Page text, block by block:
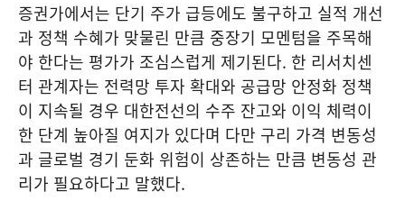
증권가에서는 단기 주가 급등에도 불구하고 실적 개선
과 정책 수혜가 맞물린 만큼 중장기 모멘텀을 주목해
야 한다는 평가가 조심스럽게 제기된다. 한 리서치센
터 관계자는 전력망 투자 확대와 공급망 안정화 정책
이 지속될 경우 대한전선의 수주 잔고와 이익 체력이
한 단계 높아질 여지가 있다며 다만 구리 가격 변동성
과 글로벌 경기 둔화 위험이 상존하는 만큼 변동성 관
리가 필요하다고 말했다.